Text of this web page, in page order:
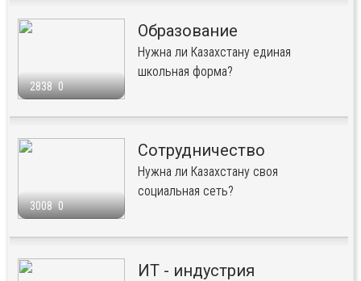
2838 0
Образование
Нужна ли Казахстану единая
школьная форма?
3008 0
Сотрудничество
Нужна ли Казахстану своя
социальная сеть?
ИТ - индустрия